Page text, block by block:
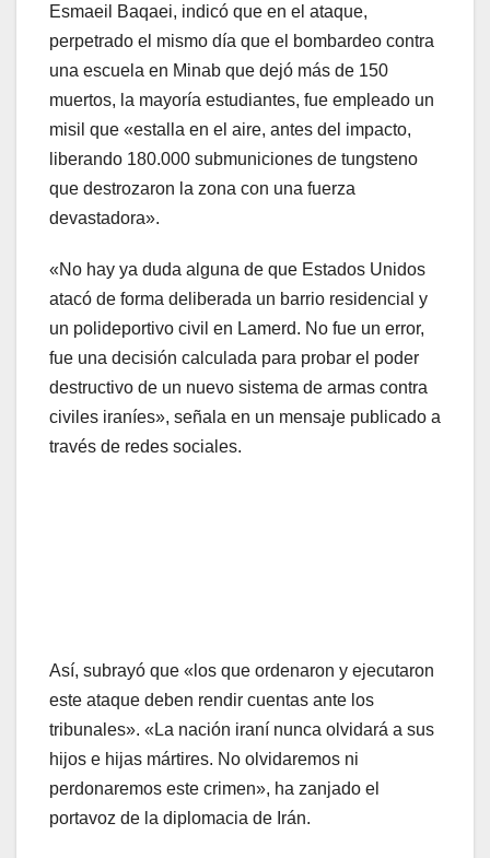
Esmaeil Baqaei, indicó que en el ataque,
perpetrado el mismo día que el bombardeo contra
una escuela en Minab que dejó más de 150
muertos, la mayoría estudiantes, fue empleado un
misil que «estalla en el aire, antes del impacto,
liberando 180.000 submuniciones de tungsteno
que destrozaron la zona con una fuerza
devastadora».
«No hay ya duda alguna de que Estados Unidos
atacó de forma deliberada un barrio residencial y
un polideportivo civil en Lamerd. No fue un error,
fue una decisión calculada para probar el poder
destructivo de un nuevo sistema de armas contra
civiles iraníes», señala en un mensaje publicado a
través de redes sociales.
Así, subrayó que «los que ordenaron y ejecutaron
este ataque deben rendir cuentas ante los
tribunales». «La nación iraní nunca olvidará a sus
hijos e hijas mártires. No olvidaremos ni
perdonaremos este crimen», ha zanjado el
portavoz de la diplomacia de Irán.